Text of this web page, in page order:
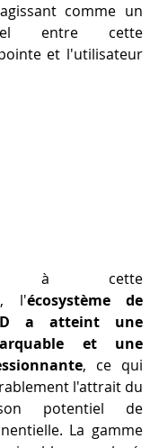
comme un
entre cette
et l'utilisateur
à cette
l'écosystème de
a atteint une
et une
, ce qui
l'attrait du
potentiel de
La gamme